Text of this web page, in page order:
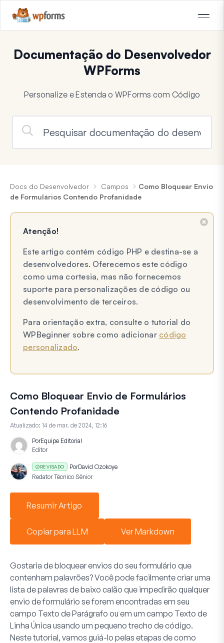
Documentação do Desenvolvedor
WPForms
Personalize e Estenda o WPForms com Código
Docs do Desenvolvedor Campos
Como Bloquear Envio
de Formulários Contendo Profanidade
Atenção!
Este artigo contém código PHP e destina-se a
desenvolvedores. Oferecemos este código
como uma cortesia, mas não fornecemos
suporte para personalizações de código ou
desenvolvimento de terceiros.
Para orientação extra, consulte o tutorial do
WPBeginner sobre como adicionar código
personalizado.
Como Bloquear Envio de Formulários
Contendo Profanidade
Atualizado: 14 de mar. de 2024, 12:16
PorEquipe Editorial
Editor
REVISADO PorDavid Ozokoye
Redator Técnico Sênior
Resumir Artigo
Copiar para LLM Ver Markdown
Gostaria de bloquear envios do seu formulário que
contenham palavrões? Você pode facilmente criar uma
lista de palavras de baixo calão que impedirão qualquer
envio de formulário se forem encontradas em seu
campo Texto de Parágrafo ou em um campo Texto de
Linha Única usando um pequeno trecho de código.
Neste tutorial, vamos guiá-lo pelas etapas de como